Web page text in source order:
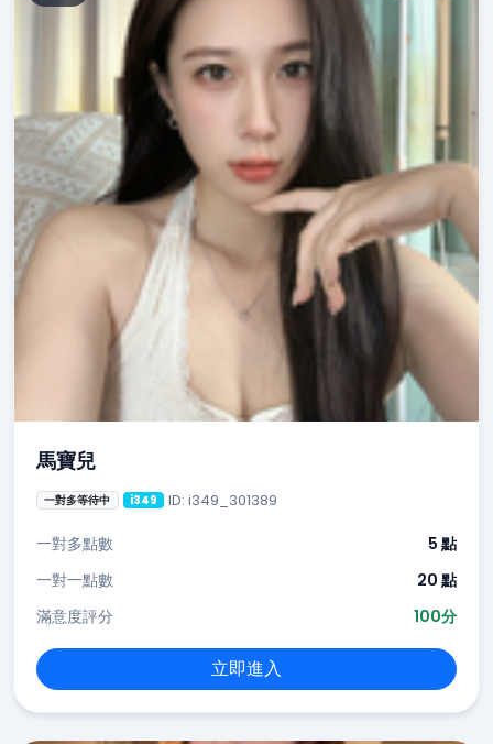
馬寶兒
一對多等待中 i349 ID: i349_301389
一對多點數
5 點
一對一點數
20 點
滿意度評分
100分
立即進入